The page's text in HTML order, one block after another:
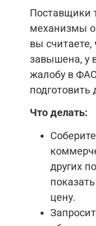
Поставщики
механизмы
вы
завышена, у
жалобу в
подготовить
Что делать:
других
цену.